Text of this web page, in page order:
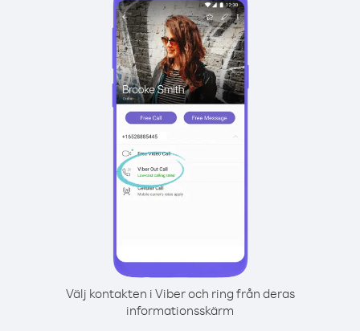
Välj kontakten i Viber och ring från deras
informationsskärm